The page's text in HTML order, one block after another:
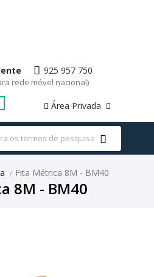
925 957 750
rede móvel nacional)
Área Privada
| Fita Métrica 8M - BM40
8M - BM40